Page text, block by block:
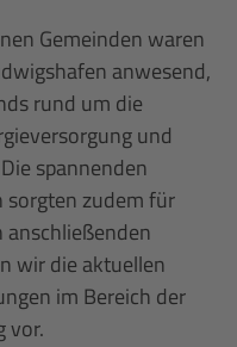
Gemeinden waren
anwesend,
rund um die
und
spannenden
sorgten zudem für
anschließenden
wir die aktuellen
im Bereich der
vor.